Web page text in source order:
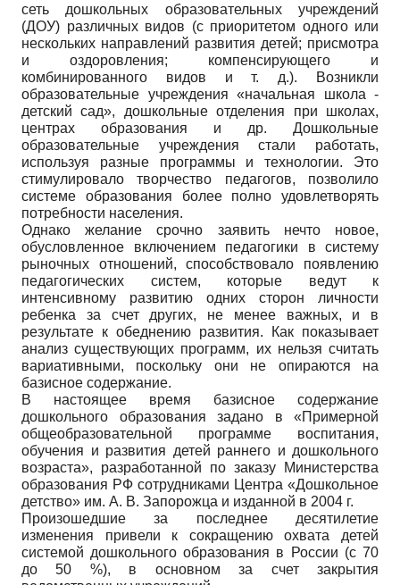
сеть дошкольных образовательных учреждений
(ДОУ) различных видов (с приоритетом одного или
нескольких направлений развития детей; присмотра
и оздоровления; компенсирующего и
комбинированного видов и т. д.). Возникли
образовательные учреждения «начальная школа -
детский сад», дошкольные отделения при школах,
центрах образования и др. Дошкольные
образовательные учреждения стали работать,
используя разные программы и технологии. Это
стимулировало творчество педагогов, позволило
системе образования более полно удовлетворять
потребности населения.
Однако желание срочно заявить нечто новое,
обусловленное включением педагогики в систему
рыночных отношений, способствовало появлению
педагогических систем, которые ведут к
интенсивному развитию одних сторон личности
ребенка за счет других, не менее важных, и в
результате к обеднению развития. Как показывает
анализ существующих программ, их нельзя считать
вариативными, поскольку они не опираются на
базисное содержание.
В настоящее время базисное содержание
дошкольного образования задано в «Примерной
общеобразовательной программе воспитания,
обучения и развития детей раннего и дошкольного
возраста», разработанной по заказу Министерства
образования РФ сотрудниками Центра «Дошкольное
детство» им. А. В. Запорожца и изданной в 2004 г.
Произошедшие за последнее десятилетие
изменения привели к сокращению охвата детей
системой дошкольного образования в России (с 70
до 50 %), в основном за счет закрытия